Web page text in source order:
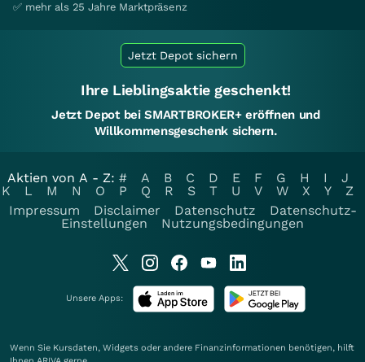
✅ mehr als 25 Jahre Marktpräsenz
Jetzt Depot sichern
Ihre Lieblingsaktie geschenkt!
Jetzt Depot bei SMARTBROKER+ eröffnen und
Willkommensgeschenk sichern.
Aktien von A - Z: # A B C D E F G H I
J
K
L M N O P Q R S T U V W X Y
Z
Impressum
Disclaimer Datenschutz
Datenschutz-
Einstellungen
Nutzungsbedingungen
Unsere Apps:
Wenn Sie Kursdaten, Widgets oder andere Finanzinformationen benötigen, hilft